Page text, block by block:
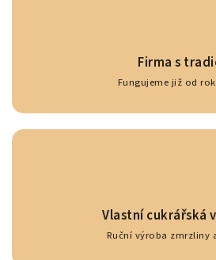
Firma s
Fungujeme již od
Vlastní cukrářská
Ruční výroba zmrzliny